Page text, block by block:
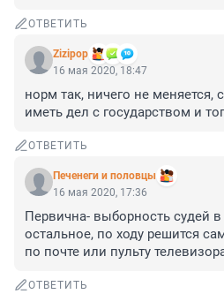
ОТВЕТИТЬ
Zizipop
16 мая 2020, 18:47
норм так, ничего не меняется,
иметь дел с государством и
ОТВЕТИТЬ
Печенеги и половцы
16 мая 2020, 17:36
Первична- выборность судей в
остальное, по ходу решится
по почте или пульту
ОТВЕТИТЬ